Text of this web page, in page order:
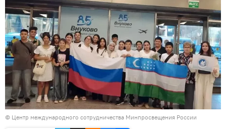
© Центр международного сотрудничества Минпросвещения России